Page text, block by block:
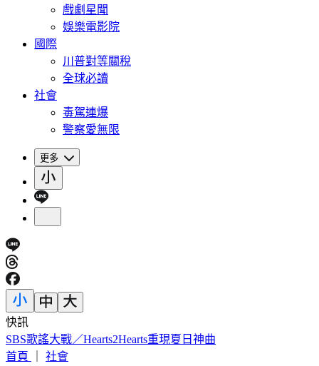
戲劇星聞
娛樂電影院
國際
川普對等關稅
全球必讀
社會
毒駕連爆
警察愛無限
更多
快訊
本週蛋價漲3元！雞蛋產量減+颱風預期因素 批發價49元
首頁
社會